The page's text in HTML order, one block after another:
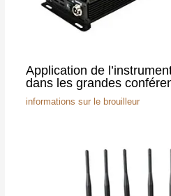
Application de
dans les grandes
informations sur le brouilleur